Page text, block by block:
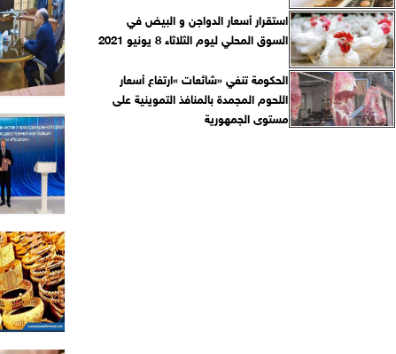
استقرار أسعار الدواجن و البيض في
السوق المحلي ليوم الثلاثاء 8 يونيو 2021
الحكومة تنفي «شائعات »ارتفاع أسعار
اللحوم المجمدة بالمنافذ التموينية على
مستوى الجمهورية